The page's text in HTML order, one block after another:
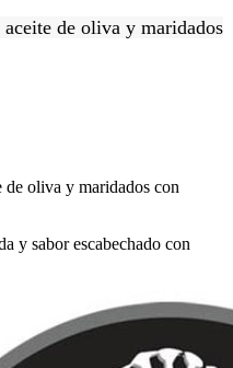
de oliva y maridados
oliva y maridados con
y sabor escabechado con